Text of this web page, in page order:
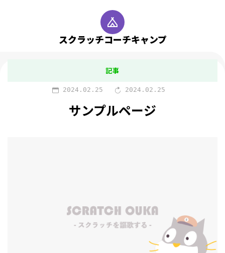
スクラッチコーチキャンプ
記事
2024.02.25 2024.02.25
サンプルページ